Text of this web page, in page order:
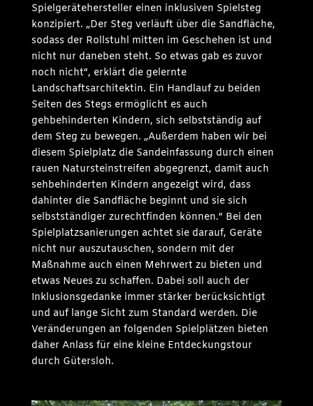
Spielgerätehersteller einen inklusiven Spielsteg
konzipiert. „Der Steg verläuft über die Sandfläche,
sodass der Rollstuhl mitten im Geschehen ist und
nicht nur daneben steht. So etwas gab es zuvor
noch nicht“, erklärt die gelernte
Landschaftsarchitektin. Ein Handlauf zu beiden
Seiten des Stegs ermöglicht es auch
gehbehinderten Kindern, sich selbstständig auf
dem Steg zu bewegen. „Außerdem haben wir bei
diesem Spielplatz die Sandeinfassung durch einen
rauen Natursteinstreifen abgegrenzt, damit auch
sehbehinderten Kindern angezeigt wird, dass
dahinter die Sandfläche beginnt und sie sich
selbstständiger zurechtfinden können.“ Bei den
Spielplatzsanierungen achtet sie darauf, Geräte
nicht nur auszutauschen, sondern mit der
Maßnahme auch einen Mehrwert zu bieten und
etwas Neues zu schaffen. Dabei soll auch der
Inklusionsgedanke immer stärker berücksichtigt
und auf lange Sicht zum Standard werden. Die
Veränderungen an folgenden Spielplätzen bieten
daher Anlass für eine kleine Entdeckungstour
durch Gütersloh.